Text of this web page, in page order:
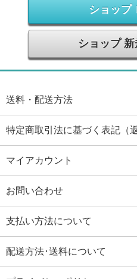
ショップ
ショップ
送料・配送方法
特定商取引法に基づく表記（
マイアカウント
お問い合わせ
支払い方法について
配送方法･送料について